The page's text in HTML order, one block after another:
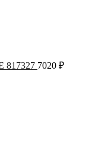
817327 7020 ₽